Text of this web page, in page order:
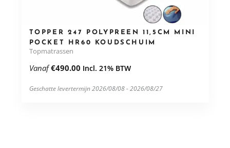
TOPPER 247 POLYPREEN 11,5CM MINI
POCKET HR60 KOUDSCHUIM
Topmatrassen
Vanaf €490.00 Incl. 21% BTW
Geschatte levertermijn 2026/08/08 - 2026/08/27